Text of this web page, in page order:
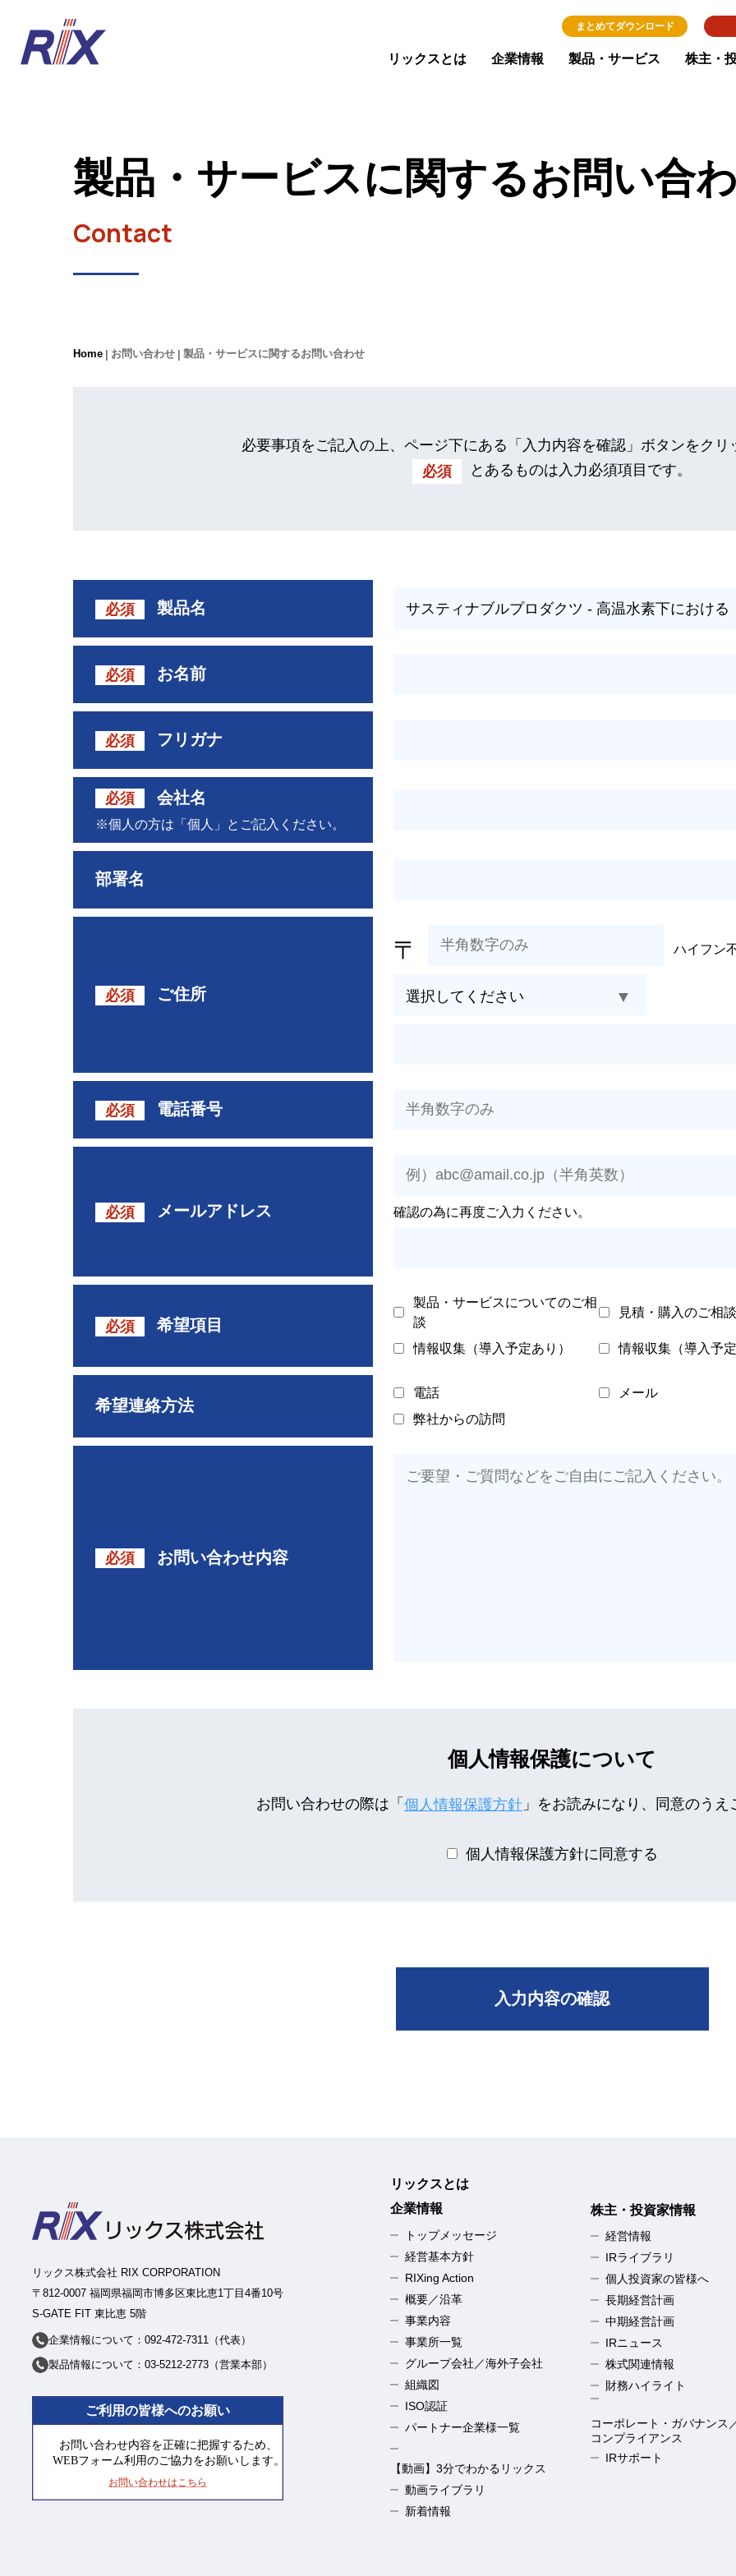
まとめてダウンロード
リックスとは 企業情報 製品・サービス 株主・
Home お問い合わせ 製品・サービスに関するお問い合わせ
製品・サービスに関するお問い合
Contact
必要事項をご記入の上、ページ下にある「入力内容を確認」ボタンをクリ
必須
とあるものは入力必須項目です。
必須 製品名
必須 お名前
必須 フリガナ
必須 会社名
※個人の方は「個人」とご記入ください。
部署名
必須 ご住所
〒 ハイフン
必須 電話番号
必須 メールアドレス 確認の為に再度ご入力ください。
必須 希望項目
製品・サービスについてのご相
談
見積・購入のご相談
情報収集（導入予定あり） 情報収集（導入予定
希望連絡方法
電話 メール
弊社からの訪問
必須 お問い合わせ内容
個人情報保護について
お問い合わせの際は「 個人情報保護方針 」をお読みになり、同意のうえ
個人情報保護方針に同意する
入力内容の確認
リックス株式会社 RIX CORPORATION
〒812-0007 福岡県福岡市博多区東比恵1丁目4番10号
S-GATE FIT 東比恵 5階
企業情報について：092-472-7311（代表）
製品情報について：03-5212-2773（営業本部）
リックスとは
企業情報
トップメッセージ
経営基本方針
RIXing Action
概要／沿革
事業内容
事業所一覧
グループ会社／海外子会社
組織図
ISO認証
パートナー企業様一覧
【動画】3分でわかるリックス
動画ライブラリ
新着情報
株主・投資家情報
経営情報
IRライブラリ
個人投資家の皆様へ
長期経営計画
中期経営計画
IRニュース
株式関連情報
財務ハイライト
コーポレート・ガバナンス
コンプライアンス
IRサポート